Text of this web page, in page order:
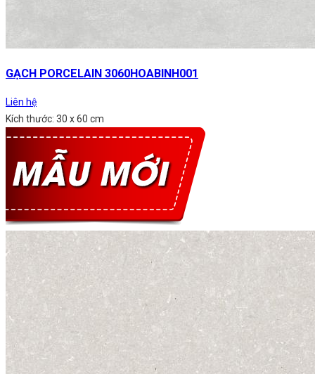
GẠCH PORCELAIN 3060HOABINH001
Liên hệ
Kích thước: 30 x 60 cm